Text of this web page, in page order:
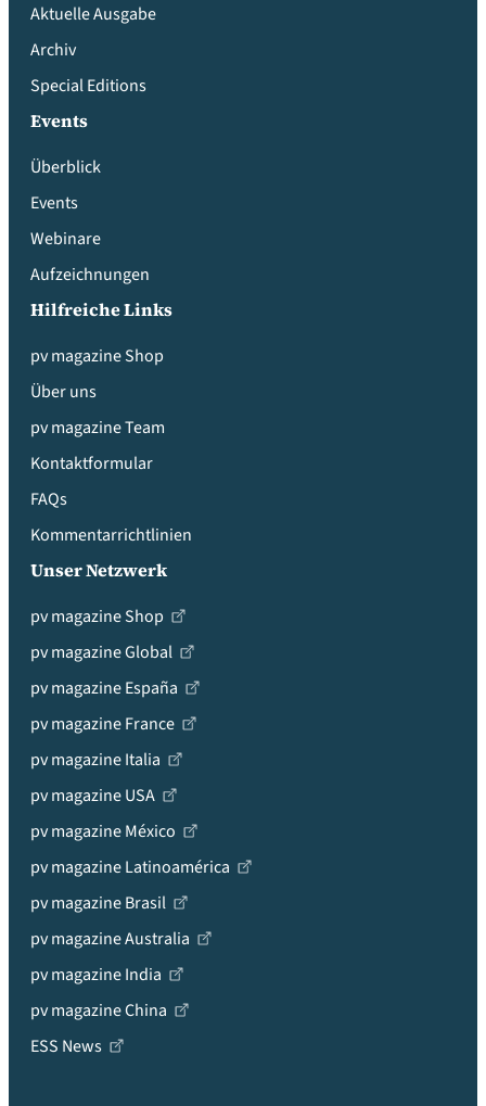
Aktuelle Ausgabe
Archiv
Special Editions
Events
Überblick
Events
Webinare
Aufzeichnungen
Hilfreiche Links
pv magazine Shop
Über uns
pv magazine Team
Kontaktformular
FAQs
Kommentarrichtlinien
Unser Netzwerk
pv magazine Shop
pv magazine Global
pv magazine España
pv magazine France
pv magazine Italia
pv magazine USA
pv magazine México
pv magazine Latinoamérica
pv magazine Brasil
pv magazine Australia
pv magazine India
pv magazine China
ESS News